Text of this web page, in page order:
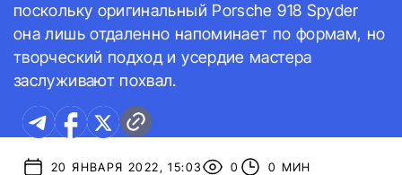
поскольку оригинальный Porsche 918 Spyder
она лишь отдаленно напоминает по формам, но
творческий подход и усердие мастера
заслуживают похвал.
20 ЯНВАРЯ 2022, 15:03 0 0 МИН